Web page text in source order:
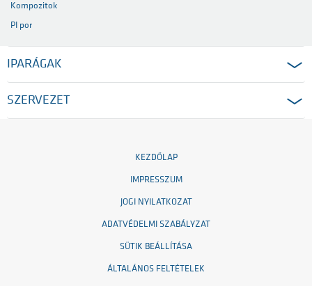
Kompozitok
PI por
IPARÁGAK
SZERVEZET
KEZDŐLAP
IMPRESSZUM
JOGI NYILATKOZAT
ADATVÉDELMI SZABÁLYZAT
SÜTIK BEÁLLÍTÁSA
ÁLTALÁNOS FELTÉTELEK